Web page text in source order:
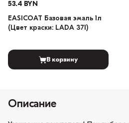
53.4 BYN
EASICOAT Базовая эмаль 1л
(Цвет краски: LADA 371)
В корзину
Описание